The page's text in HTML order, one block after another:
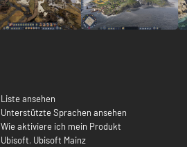
Liste ansehen
Unterstützte Sprachen ansehen
Wie aktiviere ich mein Produkt
Ubisoft, Ubisoft Mainz